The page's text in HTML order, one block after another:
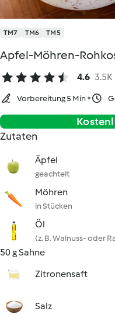
TM7 TM6 TM5
Apfel-Möhren-
4.6
Vorbereitung 5 Min
Zutaten
Äpfel
geachtelt
Möhren
in Stücken
Öl
(z. B. Walnuss- oder
50 g Sahne
Zitronensaft
Salz